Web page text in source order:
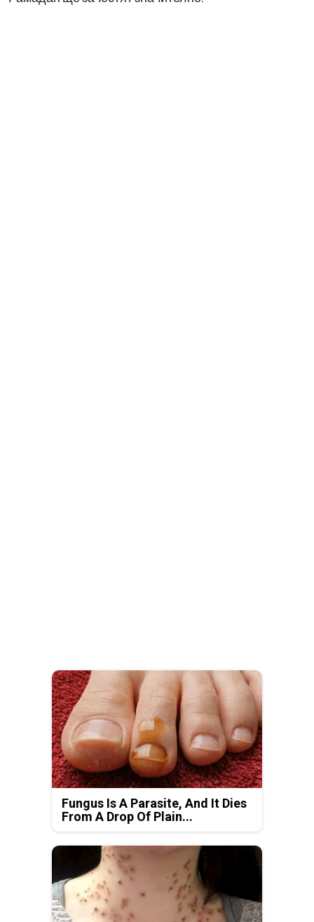
Fungus Is A Parasite, And It Dies
From A Drop Of Plain...